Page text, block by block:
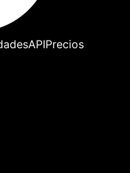
APIPrecios